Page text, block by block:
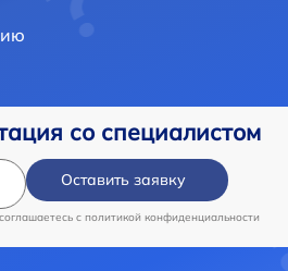
со специалистом
Оставить заявку
c политикой конфиденциальности